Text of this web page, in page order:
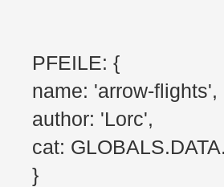
PFEILE: {
name: 'arrow-flights',
author: 'Lorc',
cat:
}